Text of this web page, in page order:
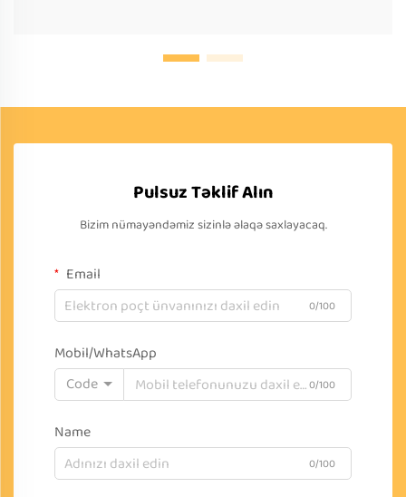
Pulsuz Təklif Alın
Bizim nümayəndəmiz sizinlə əlaqə saxlayacaq.
Email
0/100
Mobil/WhatsApp
Code
0/100
Name
0/100